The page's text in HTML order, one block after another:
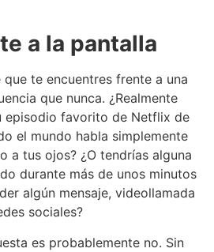
a la pantalla
te encuentres frente a una
que nunca. ¿Realmente
episodio favorito de Netflix de
el mundo habla simplemente
a tus ojos? ¿O tendrías alguna
durante más de unos minutos
algún mensaje, videollamada
sociales?
es probablemente no. Sin